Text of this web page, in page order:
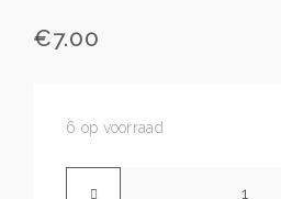
€7.00
6 op voorraad